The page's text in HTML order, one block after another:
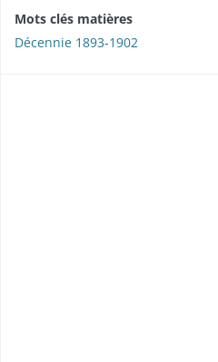
Mots clés matières
Décennie 1893-1902